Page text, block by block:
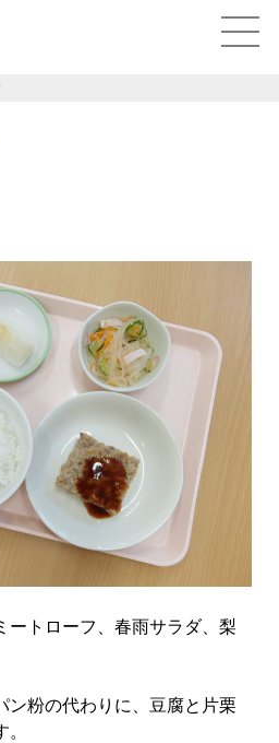
ートローフ、春雨サラダ、梨
ン粉の代わりに、豆腐と片栗